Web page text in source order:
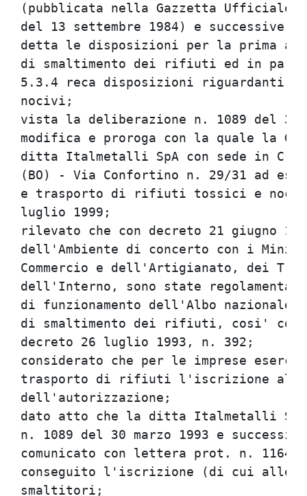
(pubblicata nella Gazzetta
del 13 settembre 1984) e
detta le disposizioni per la
di smaltimento dei rifiuti ed
5.3.4 reca disposizioni
vista la deliberazione n.
modifica e proroga con la
ditta Italmetalli SpA con
(BO) - Via Confortino n. 29/
e trasporto di rifiuti tossici
luglio
rilevato che con decreto 21
dell'Ambiente di concerto
Commercio e
dell'Interno, sono state
di funzionamento dell'Albo
di smaltimento dei rifiuti,
decreto 26
considerato che per le
trasporto di rifiuti
dato atto che la ditta
n. 1089 del 30 marzo 1993 e
comunicato con lettera prot. n.
conseguito l'iscrizione (di